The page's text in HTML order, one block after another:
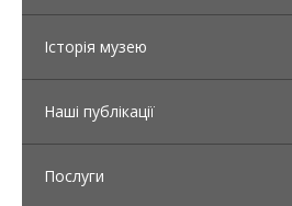
Історія музею
Наші публікації
Послуги